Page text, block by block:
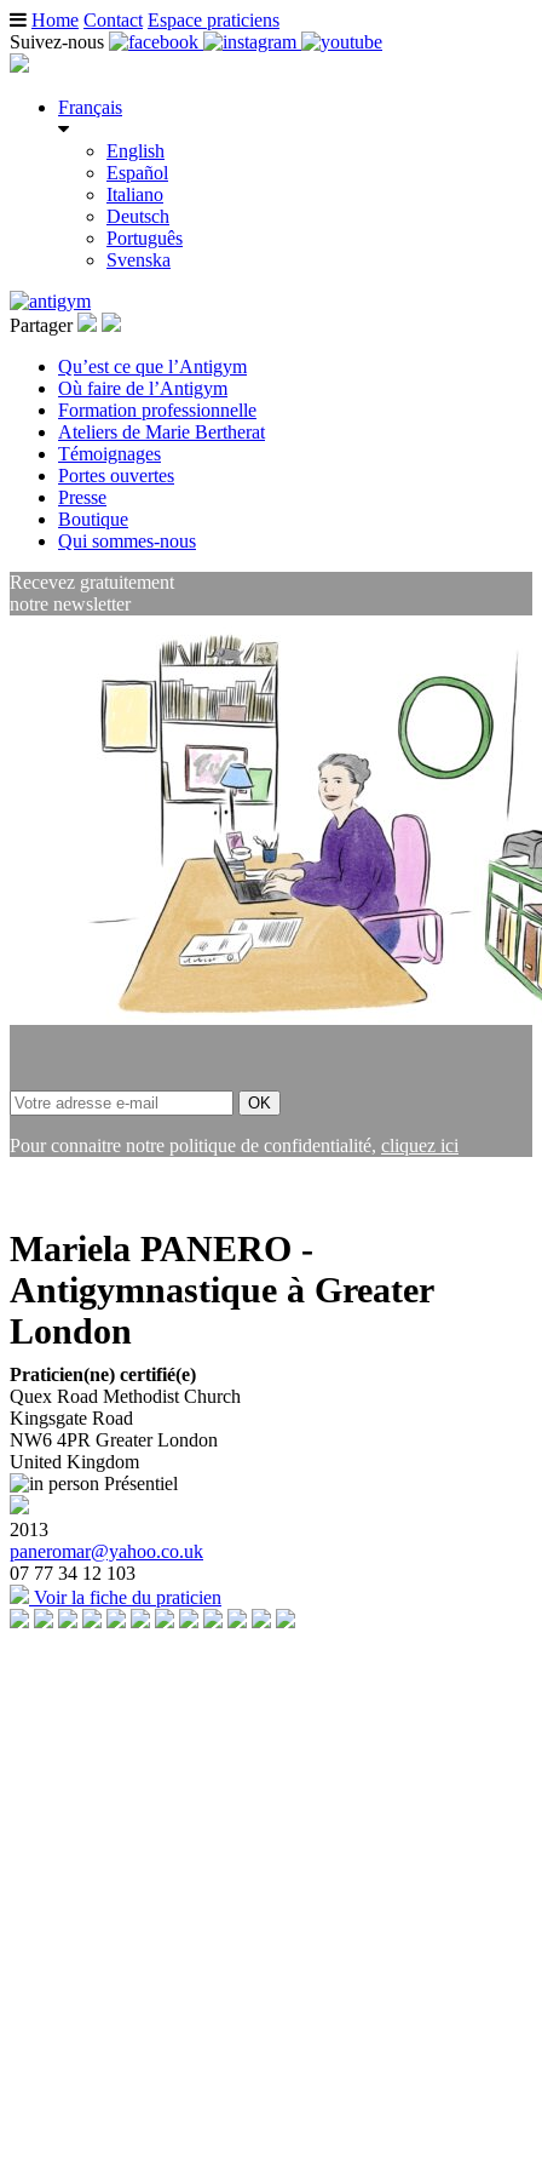
Home Contact Espace praticiens
Suivez-nous
Français
English
Español
Italiano
Deutsch
Português
Svenska
Partager
Qu’est ce que l’Antigym
Où faire de l’Antigym
Formation professionnelle
Ateliers de Marie Bertherat
Témoignages
Portes ouvertes
Presse
Boutique
Qui sommes-nous
Recevez gratuitement
notre newsletter
Pour connaitre notre politique de confidentialité, cliquez ici
Mariela PANERO -
Antigymnastique à Greater
London
Praticien(ne) certifié(e)
Quex Road Methodist Church
Kingsgate Road
NW6 4PR Greater London
United Kingdom
Présentiel
2013
paneromar@yahoo.co.uk
07 77 34 12 103
Voir la fiche du praticien